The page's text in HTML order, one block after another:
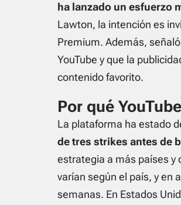
ha lanzado un esfuerzo
Lawton, la intención es
Premium. Además,
YouTube y que la
contenido favorito.
Por qué
La plataforma ha estado
de tres strikes antes de
estrategia a más países y
varían según el país, y en
semanas. En Estados